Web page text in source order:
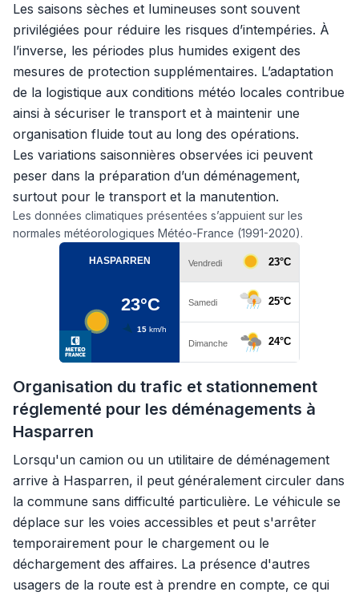
Les saisons sèches et lumineuses sont souvent
privilégiées pour réduire les risques d’intempéries. À
l’inverse, les périodes plus humides exigent des
mesures de protection supplémentaires. L’adaptation
de la logistique aux conditions météo locales contribue
ainsi à sécuriser le transport et à maintenir une
organisation fluide tout au long des opérations.
Les variations saisonnières observées ici peuvent
peser dans la préparation d’un déménagement,
surtout pour le transport et la manutention.
Les données climatiques présentées s’appuient sur les
normales météorologiques Météo-France (1991-2020).
Organisation du trafic et stationnement
réglementé pour les déménagements à
Hasparren
Lorsqu'un camion ou un utilitaire de déménagement
arrive à Hasparren, il peut généralement circuler dans
la commune sans difficulté particulière. Le véhicule se
déplace sur les voies accessibles et peut s'arrêter
temporairement pour le chargement ou le
déchargement des affaires. La présence d'autres
usagers de la route est à prendre en compte, ce qui